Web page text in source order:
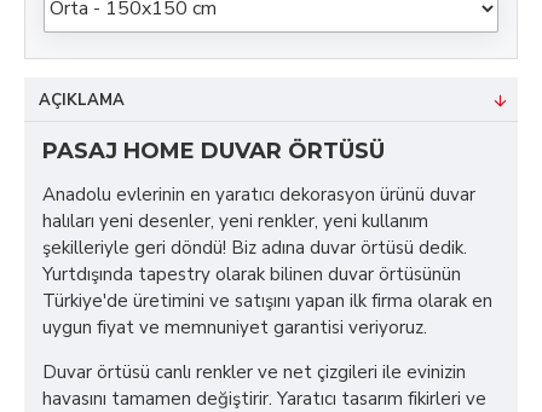
AÇIKLAMA
PASAJ HOME DUVAR ÖRTÜSÜ
Anadolu evlerinin en yaratıcı dekorasyon ürünü duvar
halıları yeni desenler, yeni renkler, yeni kullanım
şekilleriyle geri döndü! Biz adına duvar örtüsü dedik.
Yurtdışında tapestry olarak bilinen duvar örtüsünün
Türkiye'de üretimini ve satışını yapan ilk firma olarak en
uygun fiyat ve memnuniyet garantisi veriyoruz.
Duvar örtüsü canlı renkler ve net çizgileri ile evinizin
havasını tamamen değiştirir. Yaratıcı tasarım fikirleri ve